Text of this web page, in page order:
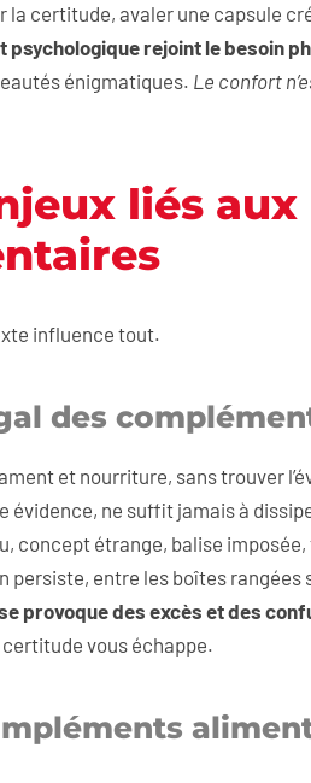
la certitude, avaler une capsule
psychologique rejoint le besoin
énigmatiques. Le confort
liés aux
influence tout.
des
et nourriture, sans trouver
évidence, ne suffit jamais à
concept étrange, balise
persiste, entre les boîtes rangées
provoque des excès et des
vous échappe.